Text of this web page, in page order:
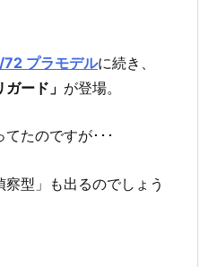
72 プラモデルに続き、
ード」 が登場。
たのですが･･･
察型」も出るのでしょう